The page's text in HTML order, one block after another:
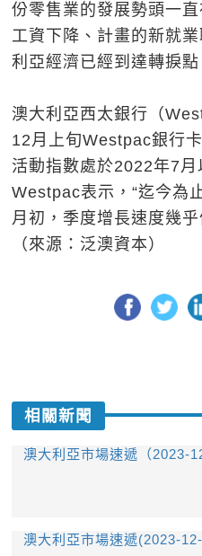
份零售業的發展勢頭一
工資下降、計畫的新就
利亞經濟已經到達轉捩點
澳大利亞西太銀行（
12月上旬Westpac銀行
活動指數處於2022年7月
Westpac表示，“迄今為
月初，季度增長速度幾乎
（來源：泛澳資本）
相關新聞
澳大利亞市場速遞（2023-
澳大利亞市場速遞(2023-12-